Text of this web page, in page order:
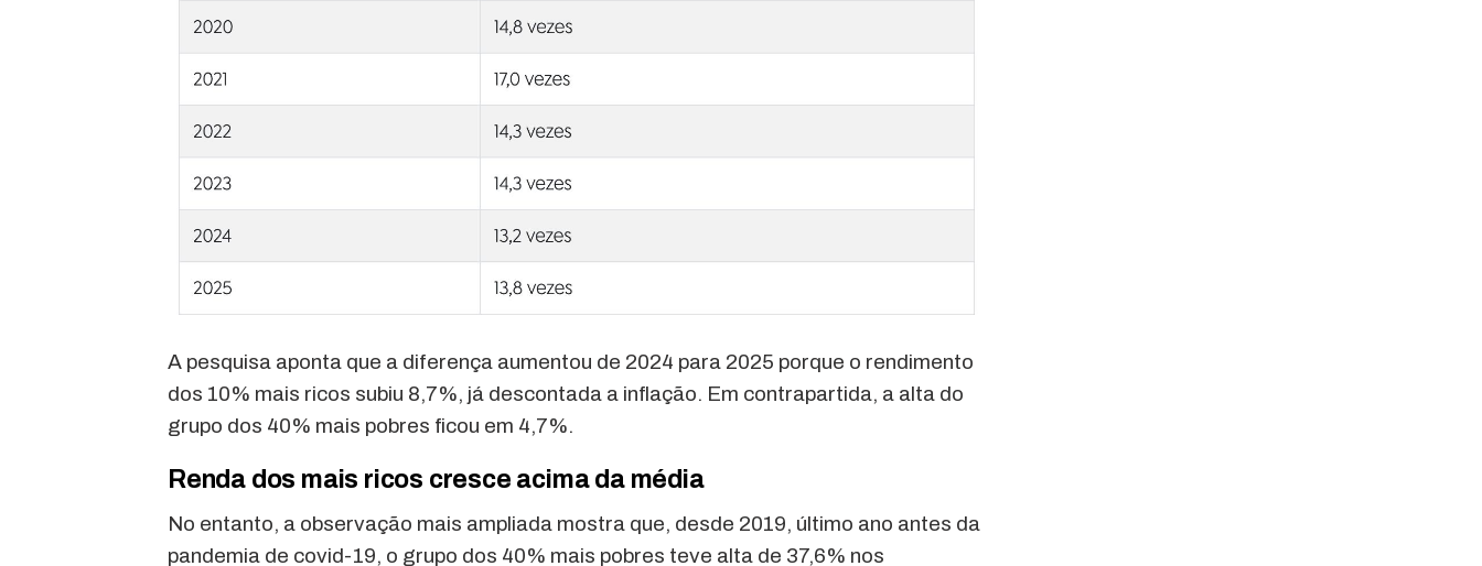
A pesquisa aponta que a diferença aumentou de 2024 para 2025 porque o rendimento
dos 10% mais ricos subiu 8,7%, já descontada a inflação. Em contrapartida, a alta do
grupo dos 40% mais pobres ficou em 4,7%.
Renda dos mais ricos cresce acima da média
No entanto, a observação mais ampliada mostra que, desde 2019, último ano antes da
pandemia de covid-19, o grupo dos 40% mais pobres teve alta de 37,6% nos